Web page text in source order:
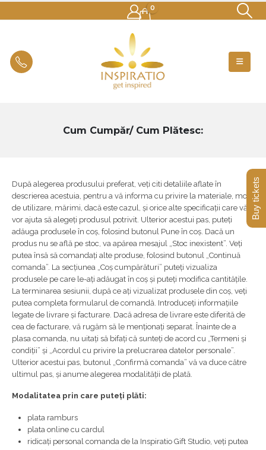
0
Cum Cumpăr/ Cum Plătesc:
După alegerea produsului preferat, veți citi detaliile aflate în
descrierea acestuia, pentru a vă informa cu privire la materiale, mod
de utilizare, mărimi, dacă este cazul, și orice alte specificații care vă
vor ajuta să alegeți produsul potrivit. Ulterior acestui pas, puteți
adăuga produsele în coș, folosind butonul Pune în coș. Dacă un
produs nu se află pe stoc, va apărea mesajul „Stoc inexistent”. Veți
putea însă să comandați alte produse, folosind butonul „Continuă
comanda”. La secțiunea „Coș cumpărături” puteți vizualiza
produsele pe care le-ați adăugat în coș și puteți modifica cantitățile.
La terminarea sesiunii, după ce ați vizualizat produsele din coș, veți
putea completa formularul de comandă. Introduceți informațiile
legate de livrare și facturare. Dacă adresa de livrare este diferită de
cea de facturare, vă rugăm să le menționați separat. Înainte de a
plasa comanda, nu uitați să bifați că sunteți de acord cu „Termeni și
condiții” și „Acordul cu privire la prelucrarea datelor personale”.
Ulterior acestui pas, butonul „Confirmă comanda” vă va duce către
ultimul pas, și anume alegerea modalității de plată.
Modalitatea prin care puteți plăti:
plata ramburs
plata online cu cardul
ridicați personal comanda de la Inspiratio Gift Studio, veți putea
Buy tickets